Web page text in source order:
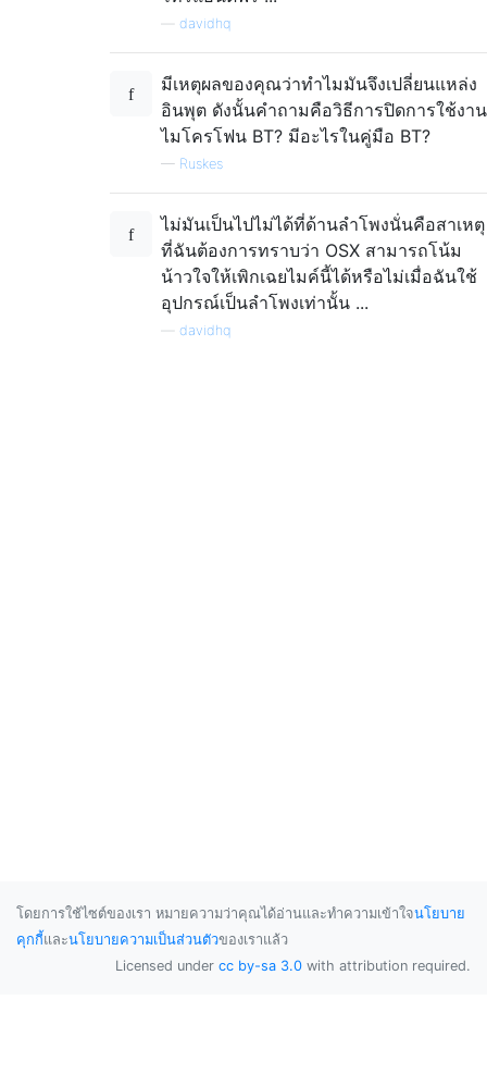
davidhq
มีเหตุผลของคุณว่าทำไมมันจึงเปลี่ยนแหล่ง
อินพุต ดังนั้นคำถามคือวิธีการปิดการใช้งาน
ไมโครโฟน BT? มีอะไรในคู่มือ BT?
— Ruskes
ไม่มันเป็นไปไม่ได้ที่ด้านลำโพงนั่นคือสาเหตุ
ที่ฉันต้องการทราบว่า OSX สามารถโน้ม
น้าวใจให้เพิกเฉยไมค์นี้ได้หรือไม่เมื่อฉันใช้
อุปกรณ์เป็นลำโพงเท่านั้น ...
davidhq
โดยการใช้ไซต์ของเรา หมายความว่าคุณได้อ่านและทำความเข้าใจนโยบาย
คุกกี้และนโยบายความเป็นส่วนตัวของเราแล้ว
Licensed under cc by-sa 3.0 with attribution required.